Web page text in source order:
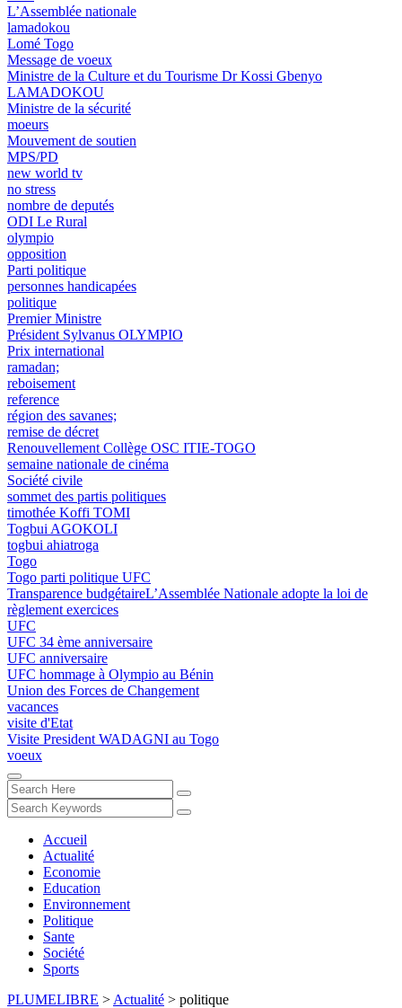
L’Assemblée nationale
lamadokou
Lomé Togo
Message de voeux
Ministre de la Culture et du Tourisme Dr Kossi Gbenyo
LAMADOKOU
Ministre de la sécurité
moeurs
Mouvement de soutien
MPS/PD
new world tv
no stress
nombre de deputés
ODI Le Rural
olympio
opposition
Parti politique
personnes handicapées
politique
Premier Ministre
Président Sylvanus OLYMPIO
Prix international
ramadan;
reboisement
reference
région des savanes;
remise de décret
Renouvellement Collège OSC ITIE-TOGO
semaine nationale de cinéma
Société civile
sommet des partis politiques
timothée Koffi TOMI
Togbui AGOKOLI
togbui ahiatroga
Togo
Togo parti politique UFC
Transparence budgétaireL’Assemblée Nationale adopte la loi de
règlement exercices
UFC
UFC 34 ème anniversaire
UFC anniversaire
UFC hommage à Olympio au Bénin
Union des Forces de Changement
vacances
visite d'Etat
Visite President WADAGNI au Togo
voeux
Accueil
Actualité
Economie
Education
Environnement
Politique
Sante
Société
Sports
PLUMELIBRE > Actualité > politique